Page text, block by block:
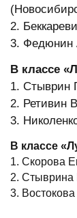
2.
3. Федюнин
В классе
1. Стыврин
2. Ретивин
3.
В классе
1. Скорова
2. Стыврина
3.